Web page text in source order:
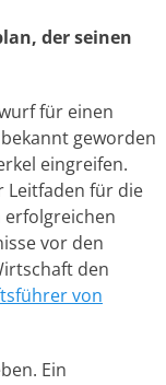
der seinen
für einen
geworden
eingreifen.
Leitfaden für die
erfolgreichen
vor den
den
von
Ein